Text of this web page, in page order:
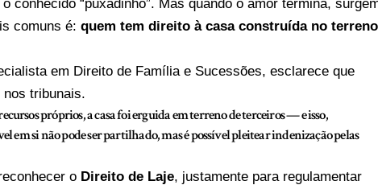
conhecido “puxadinho”. Mas quando o amor termina,
comuns é:quem tem direito à casa construída no terreno
em Direito de Família e Sucessões, esclarece que
tribunais.
próprios, a casa foi erguida em terreno de terceiros — e isso,
em si não pode ser partilhado, mas é possível pleitear indenização pelas
o Direito de Laje, justamente para regulamentar